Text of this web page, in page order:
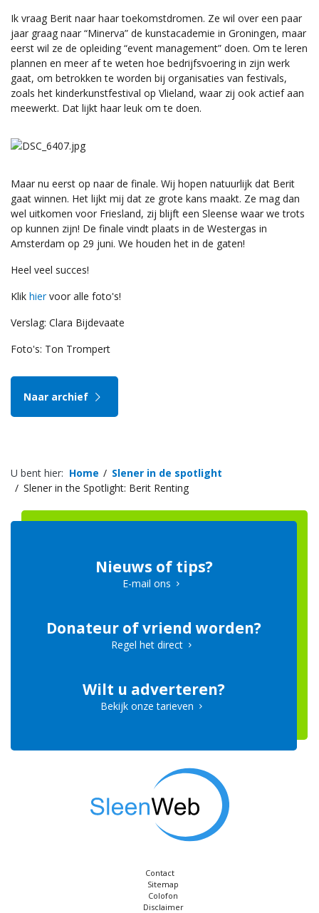
Ik vraag Berit naar haar toekomstdromen. Ze wil over een paar
jaar graag naar “Minerva” de kunstacademie in Groningen, maar
eerst wil ze de opleiding “event management” doen. Om te leren
plannen en meer af te weten hoe bedrijfsvoering in zijn werk
gaat, om betrokken te worden bij organisaties van festivals,
zoals het kinderkunstfestival op Vlieland, waar zij ook actief aan
meewerkt. Dat lijkt haar leuk om te doen.
Maar nu eerst op naar de finale. Wij hopen natuurlijk dat Berit
gaat winnen. Het lijkt mij dat ze grote kans maakt. Ze mag dan
wel uitkomen voor Friesland, zij blijft een Sleense waar we trots
op kunnen zijn! De finale vindt plaats in de Westergas in
Amsterdam op 29 juni. We houden het in de gaten!
Heel veel succes!
Klik hiervoor alle foto's!
Verslag: Clara Bijdevaate
Foto's: Ton Trompert
Naar archief
U bent hier: Home
Slener in de spotlight
Slener in the Spotlight: Berit Renting
Nieuws of tips?
E-mail ons
Donateur of vriend worden?
Regel het direct
Wilt u adverteren?
Bekijk onze tarieven
Contact
Sitemap
Colofon
Disclaimer